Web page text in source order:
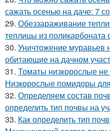
сажать осенью на даче: 7
29. Обеззараживание
теплицы из поликарбоната
30. Уничтожение муравьев
обитающие на дачном
31. Томаты низкорослые
Низкорослые помидоры
32. Определяем состав
определить тип почвы на
33. Как определить тип